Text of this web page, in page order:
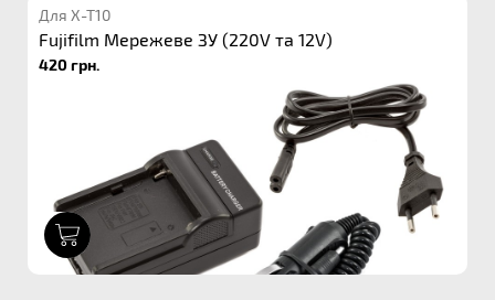
Для X-T10
Fujifilm Мережеве ЗУ (220V та 12V)
420 грн.